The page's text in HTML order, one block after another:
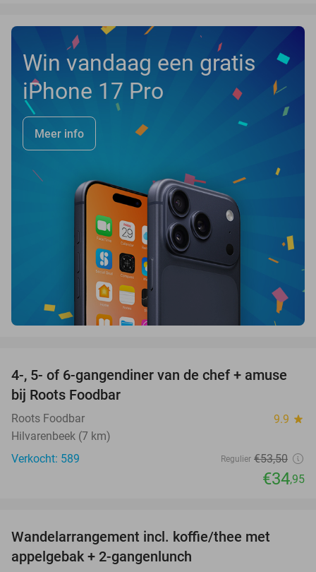
Win vandaag een gratis
iPhone 17 Pro
Meer info
35%
4-, 5- of 6-gangendiner van de chef + amuse
bij Roots Foodbar
Roots Foodbar 9.9 star
Hilvarenbeek (7 km)
Verkocht: 589
Regulier €53,50
€34,95
Wandelarrangement incl. koffie/thee met
appelgebak + 2-gangenlunch